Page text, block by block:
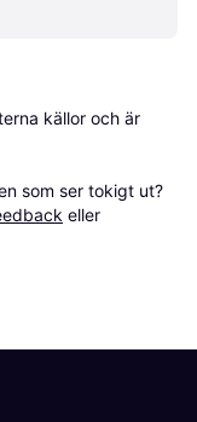
källor och är
som ser tokigt ut?
eller